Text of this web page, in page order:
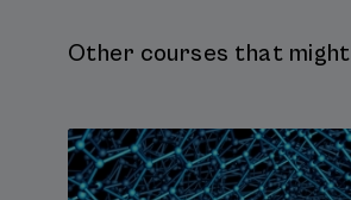
Other courses that might